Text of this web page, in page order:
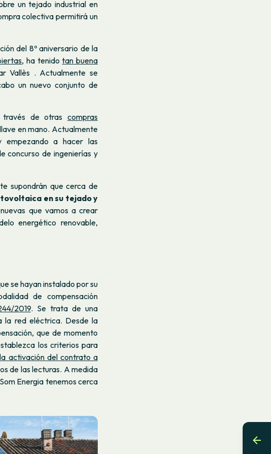
un tejado industrial en
colectiva permitirá un
del 8º aniversario de la
, ha tenidotan buena
Vallès . Actualmente se
un nuevo conjunto de
través de otras compras
en mano. Actualmente
empezando a hacer las
concurso de ingenierías y
supondrán que cerca de
en su tejado y
que vamos a crear
energético renovable,
se hayan instalado por su
de compensación
2019. Se trata de una
la red eléctrica. Desde la
que de momento
los criterios para
la activación del contrato a
de las lecturas. A medida
Energia tenemos cerca